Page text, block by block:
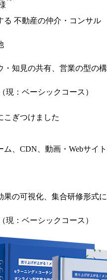
る 不動産の仲介・コンサル
・知見の共有、営業の型の構
現：ベーシックコース）
こぎつけました
、CDN、動画・Webサイト
果の可視化、集合研修形式に
現：ベーシックコース）